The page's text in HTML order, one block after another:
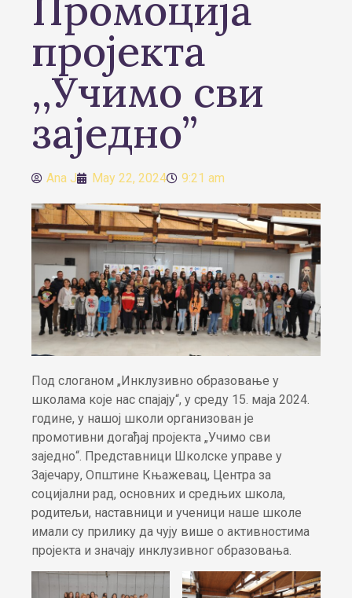
пројекта
,,Учимо сви
заједно”
Ana J May 22, 2024 9:21 am
Под слоганом „Инклузивно образовање у
школама које нас спајају“, у среду 15. маја 2024.
године, у нашој школи организован је
промотивни догађај пројекта „Учимо сви
заједно“. Представници Школске управе у
Зајечару, Општине Књажевац, Центра за
социјални рад, основних и средњих школа,
родитељи, наставници и ученици наше школе
имали су прилику да чују више о активностима
пројекта и значају инклузивног образовања.